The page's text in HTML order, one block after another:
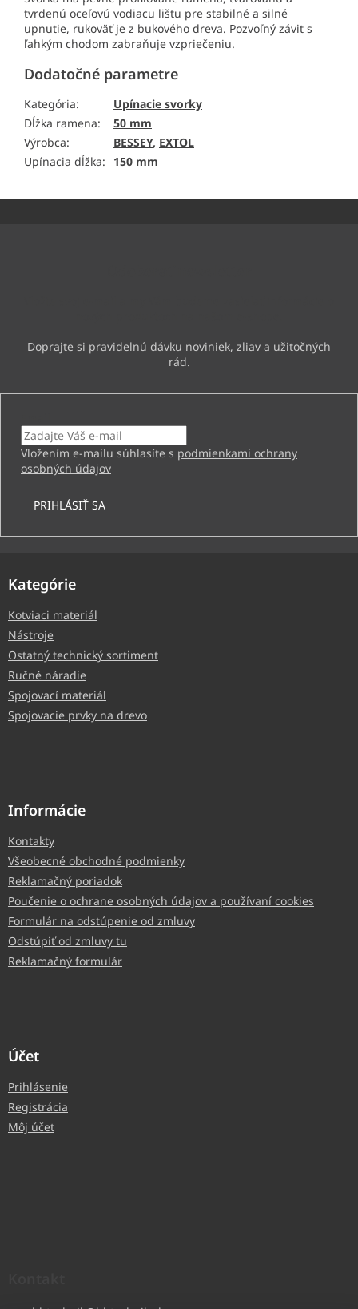
tvrdenú oceľovú vodiacu lištu pre stabilné a silné
upnutie, rukoväť je z bukového dreva. Pozvoľný závit s
ľahkým chodom zabraňuje vzpriečeniu.
Dodatočné parametre
Kategória:
Upínacie svorky
Dĺžka ramena:
50 mm
Výrobca: BESSEY, EXTOL
Upínacia dĺžka: 150 mm
Vložením e-mailu súhlasíte s podmienkami ochrany
osobných údajov
PRIHLÁSIŤ SA
Kategórie
Kotviaci materiál
Nástroje
Ostatný technický sortiment
Ručné náradie
Spojovací materiál
Spojovacie prvky na drevo
Informácie
Kontakty
Všeobecné obchodné podmienky
Reklamačný poriadok
Poučenie o ochrane osobných údajov a používaní cookies
Formulár na odstúpenie od zmluvy
Odstúpiť od zmluvy tu
Reklamačný formulár
Účet
Prihlásenie
Registrácia
Môj účet